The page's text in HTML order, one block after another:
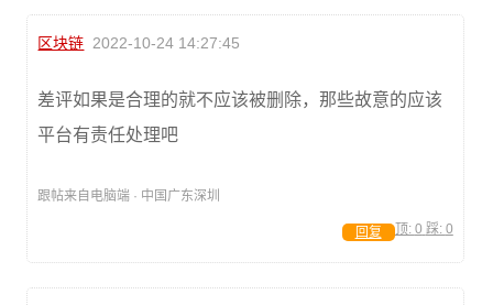
区块链 2022-10-24 14:27:45
差评如果是合理的就不应该被删除，那些故意的应该
平台有责任处理吧
跟帖来自电脑端 · 中国广东深圳
顶: 0 踩: 0
回复